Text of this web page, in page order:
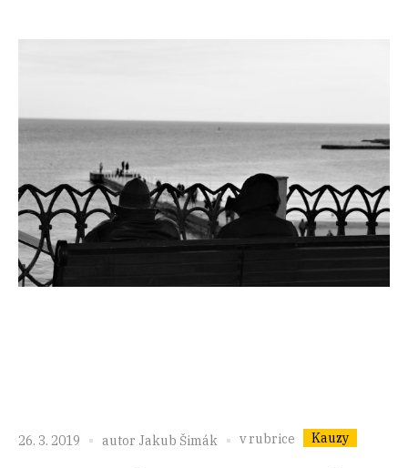
26. 3. 2019 autor Jakub Šimák v rubrice Kauzy